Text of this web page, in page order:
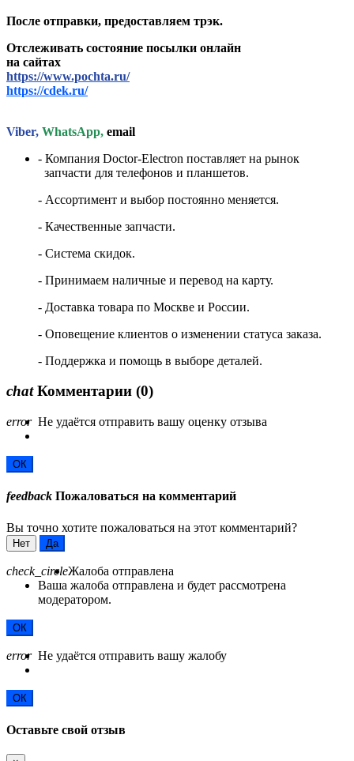
После отправки, предоставляем трэк.
Отслеживать состояние посылки онлайн
на сайтах
https://www.pochta.ru/
https://cdek.ru/
Viber, WhatsApp, email
- Компания Doctor-Electron поставляет на рынок
запчасти для телефонов и планшетов.
- Ассортимент и выбор постоянно меняется.
- Качественные запчасти.
- Система скидок.
- Принимаем наличные и перевод на карту.
- Доставка товара по Москве и России.
- Оповещение клиентов о изменении статуса заказа.
- Поддержка и помощь в выборе деталей.
chat Комментарии (0)
error Не удаётся отправить вашу оценку отзыва
ОК
feedback Пожаловаться на комментарий
Вы точно хотите пожаловаться на этот комментарий?
Нет Да
check_circleЖалоба отправлена
Ваша жалоба отправлена и будет рассмотрена
модератором.
ОК
error Не удаётся отправить вашу жалобу
ОК
Оставьте свой отзыв